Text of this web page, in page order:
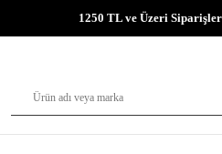
1250 TL ve Üzeri